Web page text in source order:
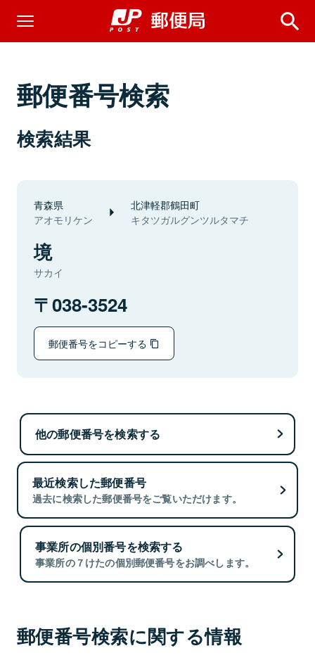
郵便番号検索
検索結果
青森県
アオモリケン
北津軽郡鶴田町
キタツガルグンツルタマチ
境
サカイ
038-3524
郵便番号をコピーする
他の郵便番号を検索する
最近検索した郵便番号
過去に検索した郵便番号をご覧いただけます。
事業所の個別番号を検索する
事業所の７けたの個別郵便番号をお調べします。
郵便番号検索に関する情報